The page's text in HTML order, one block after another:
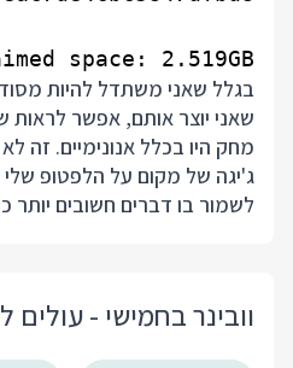
space: 2.519GB
ג'יגה של מקום על הלפטופ שלי
לשמור בו דברים חשובים יותר
וובינר בחמישי - עולים